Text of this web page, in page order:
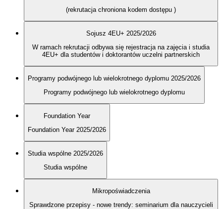
(rekrutacja chroniona kodem dostępu )
Sojusz 4EU+ 2025/2026
W ramach rekrutacji odbywa się rejestracja na zajęcia i studia
4EU+ dla studentów i doktorantów uczelni partnerskich
Programy podwójnego lub wielokrotnego dyplomu 2025/2026
Programy podwójnego lub wielokrotnego dyplomu
Foundation Year
Foundation Year 2025/2026
Studia wspólne 2025/2026
Studia wspólne
Mikropoświadczenia
Sprawdzone przepisy - nowe trendy: seminarium dla nauczycieli